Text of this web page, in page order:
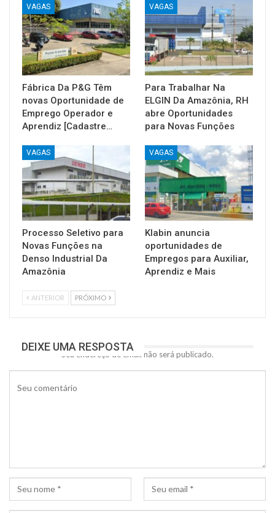
VAGAS
Fábrica Da P&G Têm
novas Oportunidade de
Emprego Operador e
Aprendiz [Cadastre…
VAGAS
Para Trabalhar Na
ELGIN Da Amazônia, RH
abre Oportunidades
para Novas Funções
VAGAS
Processo Seletivo para
Novas Funções na
Denso Industrial Da
Amazônia
VAGAS
Klabin anuncia
oportunidades de
Empregos para Auxiliar,
Aprendiz e Mais
ANTERIOR PRÓXIMO
DEIXE UMA RESPOSTA
Seu endereço de email não será publicado.